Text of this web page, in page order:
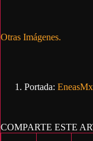
Otras Imágenes.
Portada: EneasMx
COMPARTE ESTE